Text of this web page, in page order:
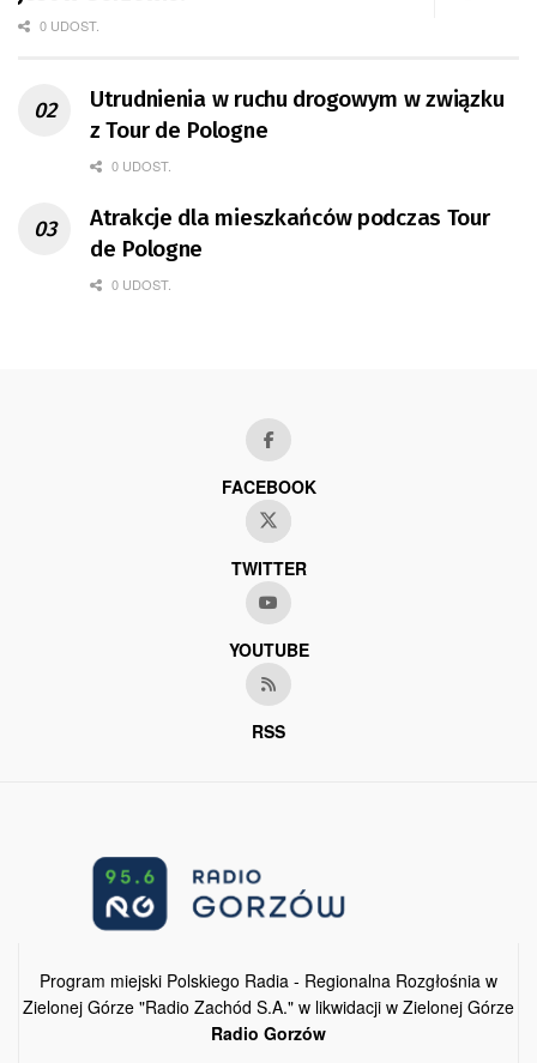
0 UDOST.
Utrudnienia w ruchu drogowym w związku
z Tour de Pologne
0 UDOST.
Atrakcje dla mieszkańców podczas Tour
de Pologne
0 UDOST.
FACEBOOK
TWITTER
YOUTUBE
RSS
Program miejski Polskiego Radia - Regionalna Rozgłośnia w
Zielonej Górze "Radio Zachód S.A." w likwidacji w Zielonej Górze
Radio Gorzów